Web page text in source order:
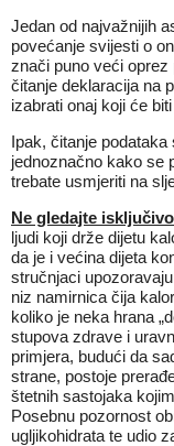
Jedan od najvažnijih
povećanje svijesti o
znači puno veći
čitanje deklaracija na
izabrati onaj koji će
Ipak, čitanje
jednoznačno kako se
trebate usmjeriti na
Ne gledajte
ljudi koji drže dijetu
da je i većina dijeta
stručnjaci
niz namirnica čija
koliko je neka hrana
stupova zdrave i
primjera, budući da
strane, postoje
štetnih sastojaka
Posebnu pozornost
ugljikohidrata te udio